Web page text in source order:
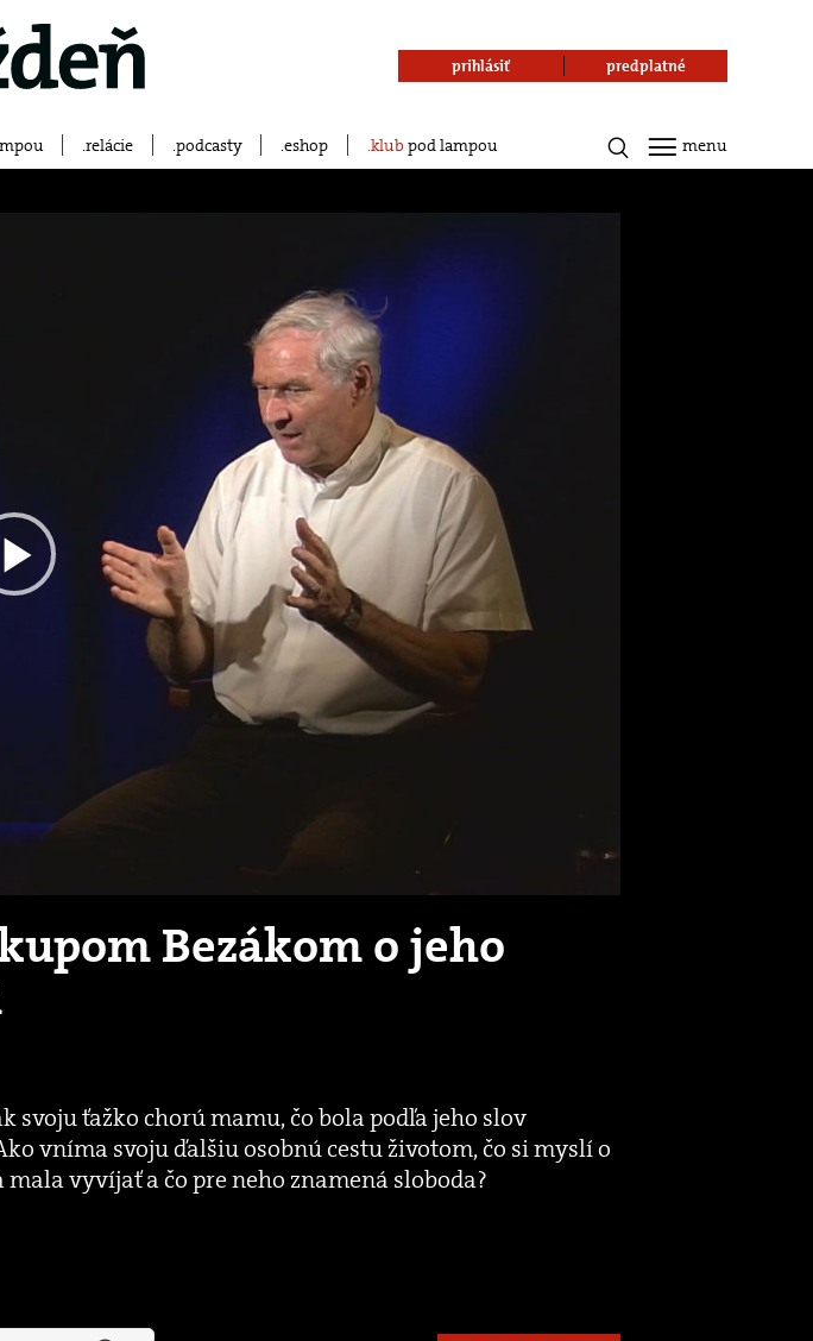
relácie podcasty eshop klubpod lampou
prihlásiť predplatné
menu
Play
Video
Bezákom o jeho
ťažko chorú mamu, čo bola podľa jeho slov
vníma svoju ďalšiu osobnú cestu životom, čo si myslí o
vyvíjať a čo pre neho znamená sloboda?​